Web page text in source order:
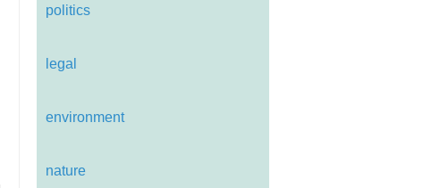
politics
legal
environment
nature